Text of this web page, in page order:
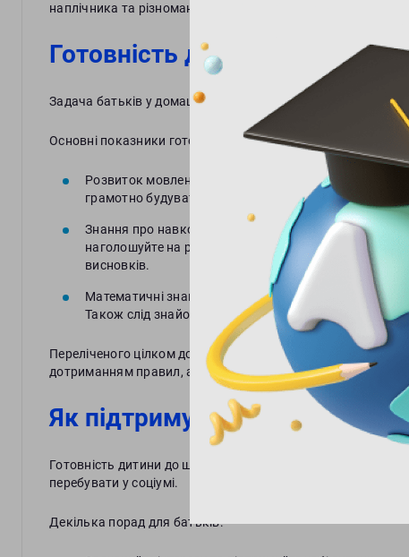
наплічника та різноманітних канцтоварів.
Готовність дитини до школи
Задача батьків у домашній підготовці до школи – сприяти
Основні показники готовності до школи:
Розвиток мовлення. Це включає як постановку
грамотно будувати розповідь. Мова повинна бути
Знання про навколишній світ. Спілкуйтеся з
наголошуйте на різниці та спільних
висновків.
Математичні знання. Достатньо, щоб дошколярик
Також слід знайомити малечу з поняттями, ваги,
Переліченого цілком достатньо для успішної підготовки
дотриманням правил, але без примусу та покарань.
Як підтримувати бажання до
Готовність дитини до школи – це половина справи. Дуже
перебувати у соціумі.
Декілька порад для батьків: